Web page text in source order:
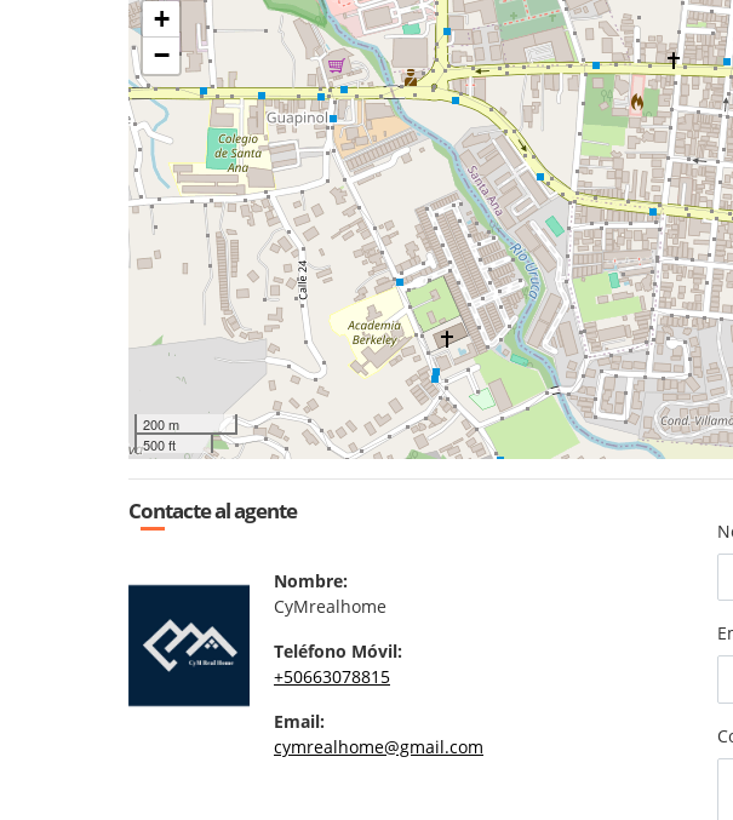
+
−
200 m
500 ft
Contacte al agente
Nombre:
CyMrealhome
Teléfono Móvil:
+50663078815
Email:
cymrealhome@gmail.com